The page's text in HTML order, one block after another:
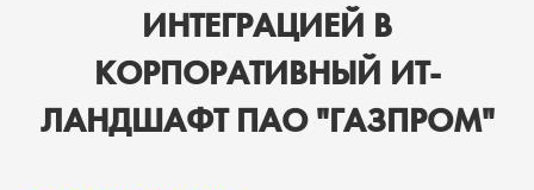
ИНТЕГРАЦИЕЙ В
КОРПОРАТИВНЫЙ ИТ-
ЛАНДШАФТ ПАО "ГАЗПРОМ"